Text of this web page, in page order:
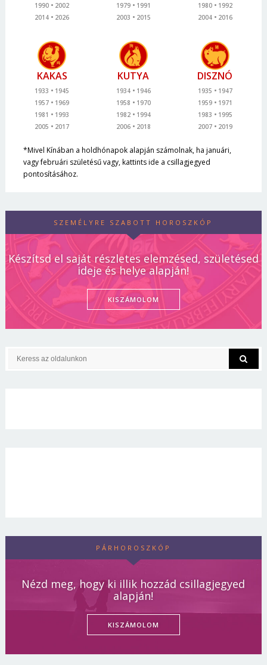
1990
2002
2014
2026
1979
1991
2003
2015
1980
1992
2004
2016
KAKAS
1933
1945
1957
1969
1981
1993
2005
2017
KUTYA
1934
1946
1958
1970
1982
1994
2006
2018
DISZNÓ
1935
1947
1959
1971
1983
1995
2007
2019
*Mivel Kínában a holdhónapok alapján számolnak, ha januári,
vagy februári születésű vagy, kattints ide a csillagjegyed
pontosításához.
SZEMÉLYRE SZABOTT HOROSZKÓP
Készítsd el saját részletes elemzésed, születésed
ideje és helye alapján!
KISZÁMOLOM
PÁRHOROSZKÓP
Nézd meg, hogy ki illik hozzád csillagjegyed
alapján!
KISZÁMOLOM